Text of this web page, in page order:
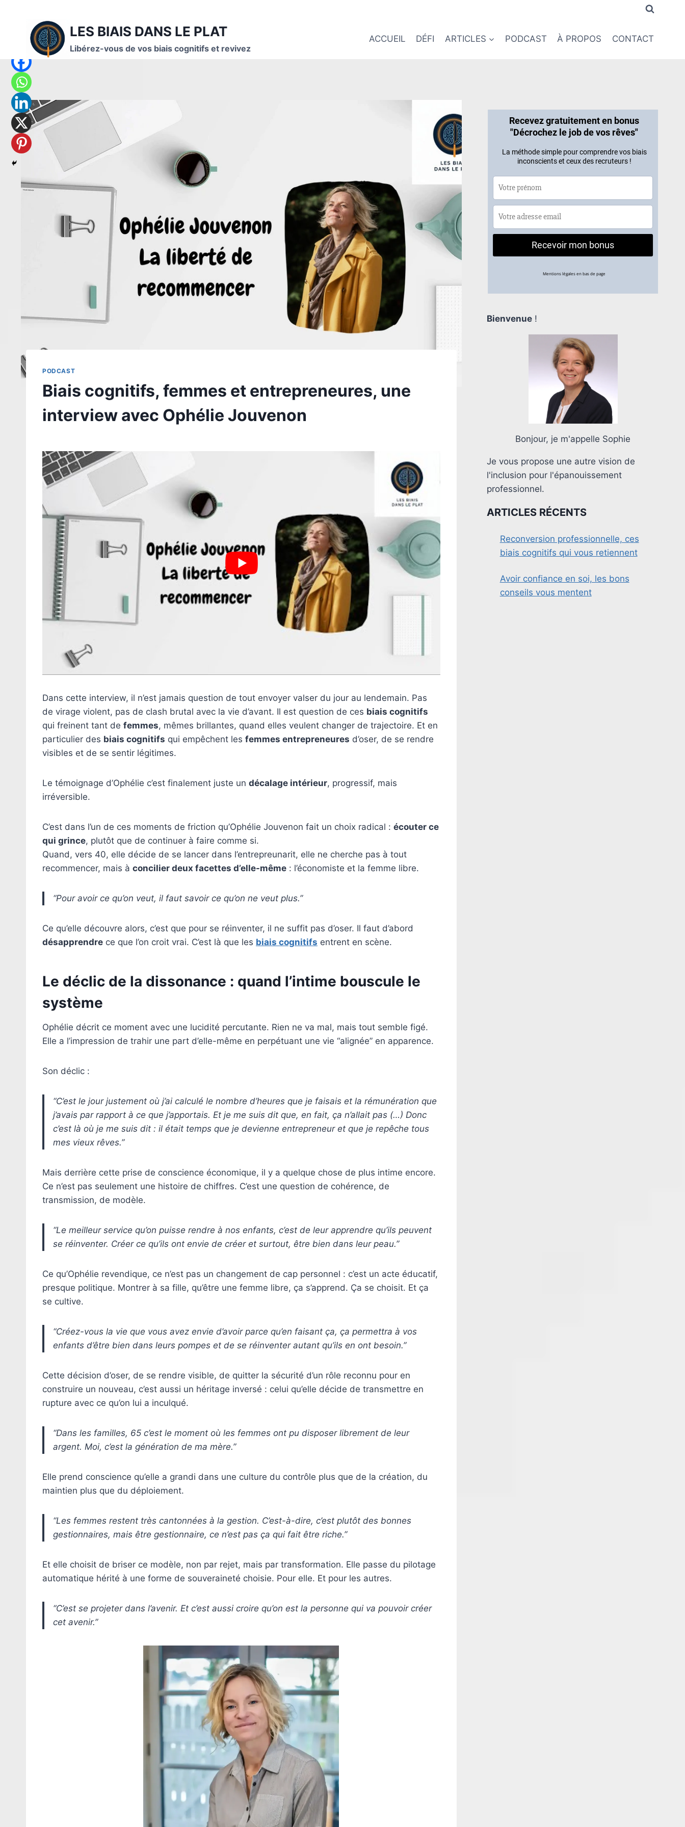
contenu
LES BIAIS DANS LE PLAT
Libérez-vous de vos biais cognitifs et revivez
ACCUEIL DÉFI ARTICLES PODCAST À PROPOS CONTACT
PODCAST
Biais cognitifs, femmes et entrepreneures, une
interview avec Ophélie Jouvenon
morth.sophie
Dans cette interview, il n’est jamais question de tout envoyer valser du jour au lendemain. Pas
de virage violent, pas de clash brutal avec la vie d’avant. Il est question de ces biais cognitifs
qui freinent tant de femmes, mêmes brillantes, quand elles veulent changer de trajectoire. Et en
particulier des biais cognitifs qui empêchent les femmes entrepreneures d’oser, de se rendre
visibles et de se sentir légitimes.
Le témoignage d’Ophélie c’est finalement juste un décalage intérieur, progressif, mais
irréversible.
C’est dans l’un de ces moments de friction qu’Ophélie Jouvenon fait un choix radical : écouter ce
qui grince, plutôt que de continuer à faire comme si.
Quand, vers 40, elle décide de se lancer dans l’entrepreunarit, elle ne cherche pas à tout
recommencer, mais à concilier deux facettes d’elle-même : l’économiste et la femme libre.
“Pour avoir ce qu’on veut, il faut savoir ce qu’on ne veut plus.”
Ce qu’elle découvre alors, c’est que pour se réinventer, il ne suffit pas d’oser. Il faut d’abord
désapprendre ce que l’on croit vrai. C’est là que les biais cognitifs entrent en scène.
Le déclic de la dissonance : quand l’intime bouscule le
système
Ophélie décrit ce moment avec une lucidité percutante. Rien ne va mal, mais tout semble figé.
Elle a l’impression de trahir une part d’elle-même en perpétuant une vie “alignée” en apparence.
Son déclic :
“C’est le jour justement où j’ai calculé le nombre d’heures que je faisais et la rémunération que
j’avais par rapport à ce que j’apportais. Et je me suis dit que, en fait, ça n’allait pas (…) Donc
c’est là où je me suis dit : il était temps que je devienne entrepreneur et que je repêche tous
mes vieux rêves.”
Mais derrière cette prise de conscience économique, il y a quelque chose de plus intime encore.
Ce n’est pas seulement une histoire de chiffres. C’est une question de cohérence, de
transmission, de modèle.
“Le meilleur service qu’on puisse rendre à nos enfants, c’est de leur apprendre qu’ils peuvent
se réinventer. Créer ce qu’ils ont envie de créer et surtout, être bien dans leur peau.”
Ce qu’Ophélie revendique, ce n’est pas un changement de cap personnel : c’est un acte éducatif,
presque politique. Montrer à sa fille, qu’être une femme libre, ça s’apprend. Ça se choisit. Et ça
se cultive.
“Créez-vous la vie que vous avez envie d’avoir parce qu’en faisant ça, ça permettra à vos
enfants d’être bien dans leurs pompes et de se réinventer autant qu’ils en ont besoin.”
Cette décision d’oser, de se rendre visible, de quitter la sécurité d’un rôle reconnu pour en
construire un nouveau, c’est aussi un héritage inversé : celui qu’elle décide de transmettre en
rupture avec ce qu’on lui a inculqué.
“Dans les familles, 65 c’est le moment où les femmes ont pu disposer librement de leur
argent. Moi, c’est la génération de ma mère.”
Elle prend conscience qu’elle a grandi dans une culture du contrôle plus que de la création, du
maintien plus que du déploiement.
“Les femmes restent très cantonnées à la gestion. C’est-à-dire, c’est plutôt des bonnes
gestionnaires, mais être gestionnaire, ce n’est pas ça qui fait être riche.”
Et elle choisit de briser ce modèle, non par rejet, mais par transformation. Elle passe du pilotage
automatique hérité à une forme de souveraineté choisie. Pour elle. Et pour les autres.
“C’est se projeter dans l’avenir. Et c’est aussi croire qu’on est la personne qui va pouvoir créer
cet avenir.”
Bienvenue !
Bonjour, je m'appelle Sophie
Je vous propose une autre vision de
l'inclusion pour l'épanouissement
professionnel.
ARTICLES RÉCENTS
Reconversion professionnelle, ces
biais cognitifs qui vous retiennent
Avoir confiance en soi, les bons
conseils vous mentent